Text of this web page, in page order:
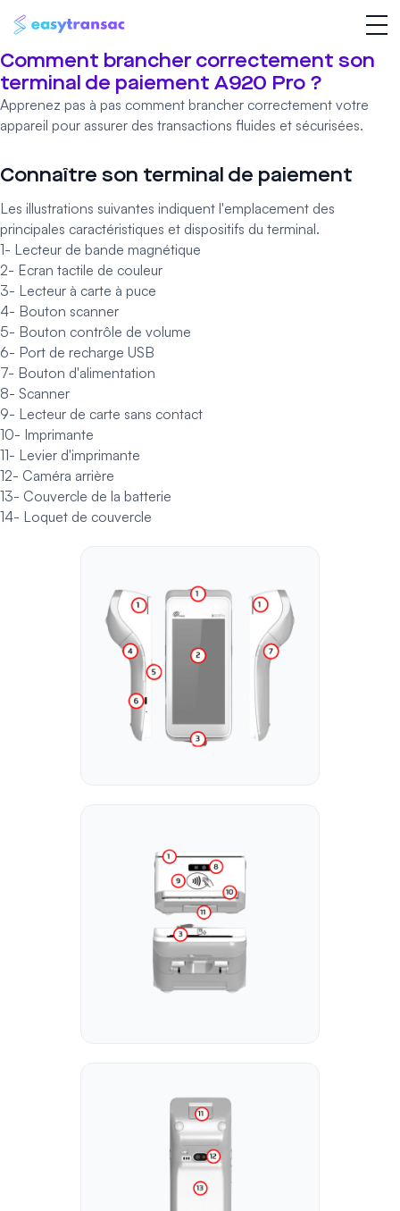
Comment brancher correctement son
terminal de paiement A920 Pro ?
Apprenez pas à pas comment brancher correctement votre
appareil pour assurer des transactions fluides et sécurisées.
Connaître son terminal de paiement
Les illustrations suivantes indiquent l'emplacement des
principales caractéristiques et dispositifs du terminal.
1- Lecteur de bande magnétique
2- Ecran tactile de couleur
3- Lecteur à carte à puce
4- Bouton scanner
5- Bouton contrôle de volume
6- Port de recharge USB
7- Bouton d'alimentation
8- Scanner
9- Lecteur de carte sans contact
10- Imprimante
11- Levier d'imprimante
12- Caméra arrière
13- Couvercle de la batterie
14- Loquet de couvercle